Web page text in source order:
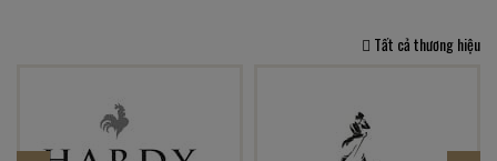
Tất cả thương hiệu